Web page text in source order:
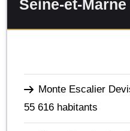
Seine-et-Marne
Monte Escalier
55 616 habitants